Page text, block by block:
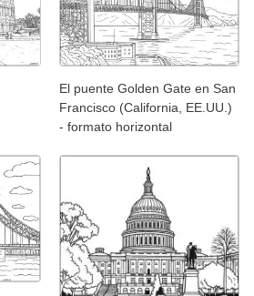
El puente Golden Gate en San
Francisco (California, EE.UU.)
- formato horizontal